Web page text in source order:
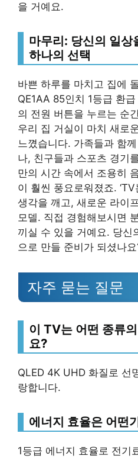
을 거예요.
마무리: 당신의 일상
하나의 선택
바쁜 하루를 마치고 집에
QE1AA 85인치 1등급 환
의 전원 버튼을 누르는 순
우리 집 거실이 마치 새로
느꼈습니다. 가족들과 함
나, 친구들과 스포츠 경기
만의 시간 속에서 조용히
이 훨씬 풍요로워졌죠.
생각을 깨고, 새로운 라이
모델. 직접 경험해보시면
끼실 수 있을 거예요. 당신
으로 만들 준비가 되셨나요
자주 묻는 질문
이 TV는 어떤 종류
요?
QLED 4K UHD 화질로 선
랑합니다.
에너지 효율은 어떤
1등급 에너지 효율로 전기